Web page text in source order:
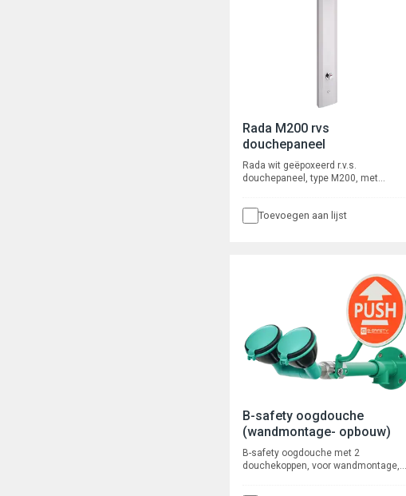
Rada M200 rvs
douchepaneel
Rada wit geëpoxeerd r.v.s.
douchepaneel, type M200, met
mogelijkheid om de kraan op simpele
spoeltijd van 30 sec. en een vaste
cyclusspoeling van 60 sec. na 72 uur
geen gebruik, met start-stop functie.
Met waterbesparende douchekop,
type Rada VR106RC met KIWA keur
laag verbruik. Met kogelafsluiters,
magneetventiel en flexibele
slangaansluitingen met ½” wartel,
voor boven- of achteraansluiting.
AC.
Toevoegen aan lijst
B-safety oogdouche
(wandmontage- opbouw)
B-safety oogdouche met 2
douchekoppen, voor wandmontage,